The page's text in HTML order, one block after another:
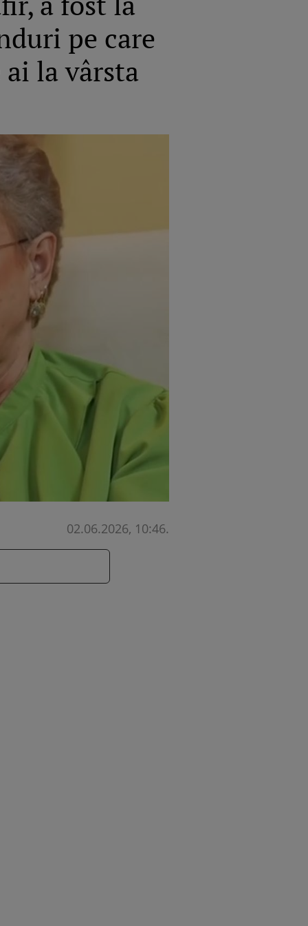
pe care
la vârsta
02.06.2026, 10:46.